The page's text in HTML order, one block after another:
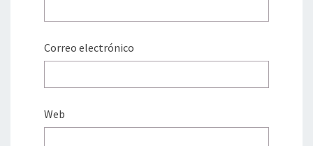
Correo electrónico
Web